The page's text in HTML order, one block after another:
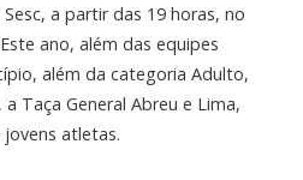
a partir das 19 horas, no
ano, além das equipes
além da categoria Adulto,
Taça General Abreu e Lima,
atletas.